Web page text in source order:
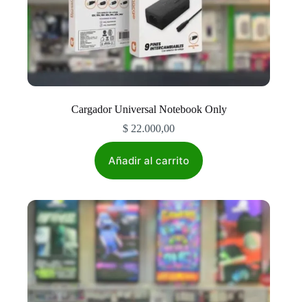
Cargador Universal Notebook Only
$ 22.000,00
Añadir al carrito